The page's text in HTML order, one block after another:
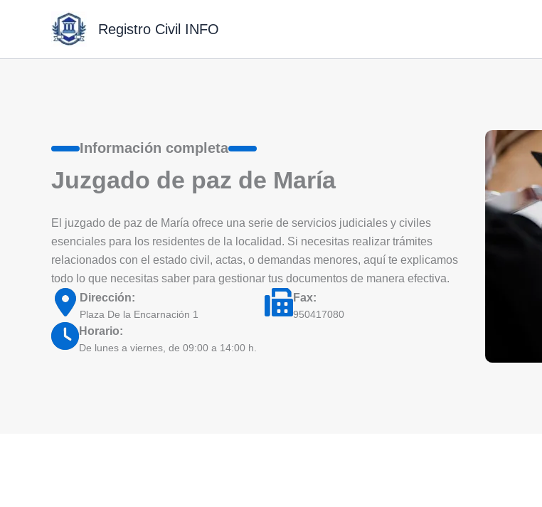
Registro Civil INFO
Información completa
Juzgado de paz de María
El juzgado de paz de María ofrece una serie de servicios judiciales y civiles
esenciales para los residentes de la localidad. Si necesitas realizar trámites
relacionados con el estado civil, actas, o demandas menores, aquí te explicamos
todo lo que necesitas saber para gestionar tus documentos de manera efectiva.
Dirección:
Plaza De la Encarnación 1
Fax:
950417080
Horario:
De lunes a viernes, de 09:00 a 14:00 h.